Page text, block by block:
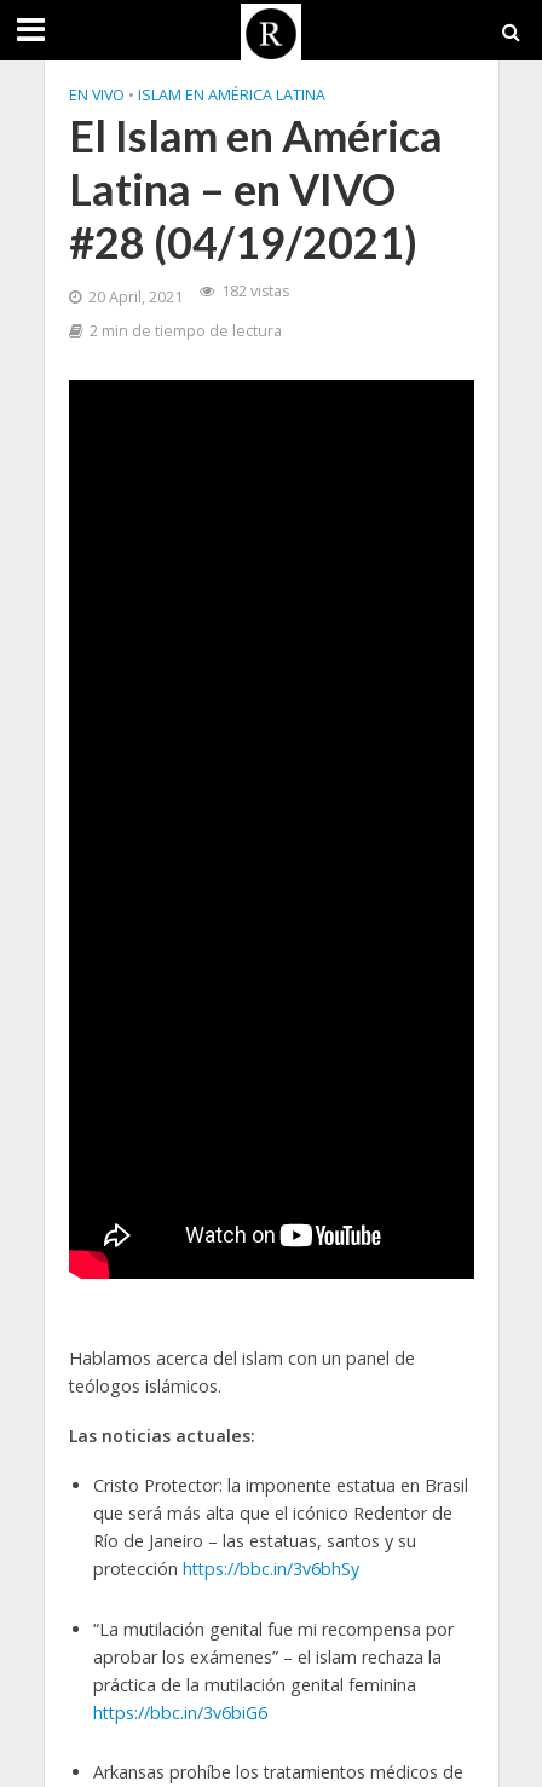
EN VIVO • ISLAM EN AMÉRICA LATINA
El Islam en América
Latina – en VIVO
#28 (04/19/2021)
20 April, 2021
182 vistas
2 min de tiempo de lectura
Hablamos acerca del islam con un panel de
teólogos islámicos.
Las noticias actuales:
Cristo Protector: la imponente estatua en Brasil
que será más alta que el icónico Redentor de
Río de Janeiro – las estatuas, santos y su
protección https://bbc.in/3v6bhSy
“La mutilación genital fue mi recompensa por
aprobar los exámenes” – el islam rechaza la
práctica de la mutilación genital feminina
https://bbc.in/3v6biG6
Arkansas prohíbe los tratamientos médicos de